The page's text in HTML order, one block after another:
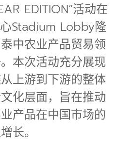
EDITION”活动在
Stadium Lobby隆
中农业产品贸易领
本次活动充分展现
上游到下游的整体
化层面，旨在推动
产品在中国市场的
长。